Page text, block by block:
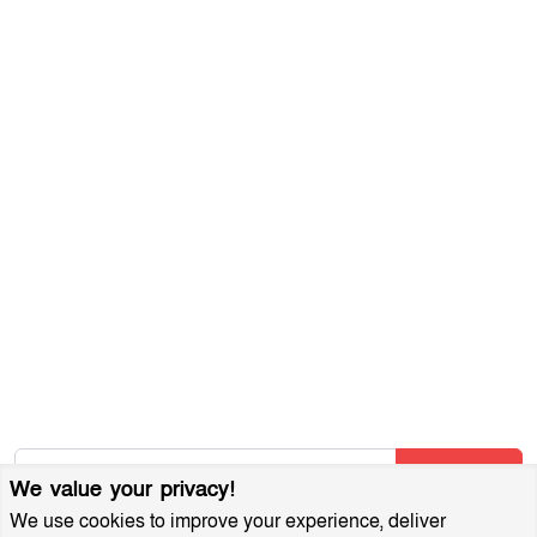
We value your privacy!
We use cookies to improve your experience, deliver